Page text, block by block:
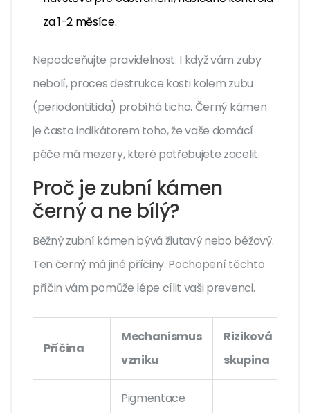
za 1-2 měsíce.
Nepodceňujte pravidelnost. I když vám zuby
nebolí, proces destrukce kosti kolem zubu
(periodontitida) probíhá ticho. Černý kámen
je často indikátorem toho, že vaše domácí
péče má mezery, které potřebujete zacelit.
Proč je zubní kámen
černý a ne bílý?
Běžný zubní kámen bývá žlutavý nebo béžový.
Ten černý má jiné příčiny. Pochopení těchto
příčin vám pomůže lépe cílit vaši prevenci.
Příčina
Mechanismus
vzniku
Riziková
skupina
Pigmentace